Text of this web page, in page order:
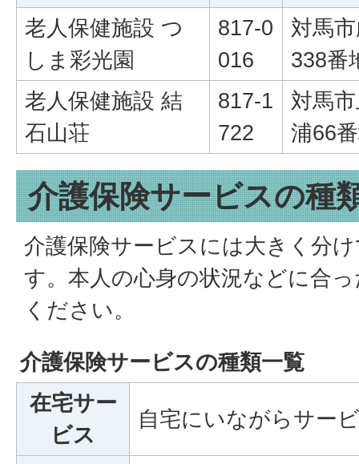
老人保健施設 つ
しま彩光園
817-0
016
対馬
338番
老人保健施設 結
石山荘
817-1
722
対馬
浦66
介護保険サービスの種
介護保険サービスには大きく分
す。本人の心身の状況などに合
ください。
介護保険サービスの種類一覧
在宅サー
ビス
自宅にいながらサー